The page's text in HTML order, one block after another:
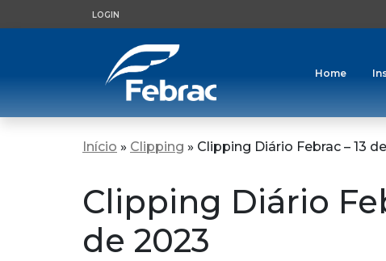
LOGIN
Home
Início » Clipping » Clipping Diário Febrac – 13
Clipping Diário
de 2023